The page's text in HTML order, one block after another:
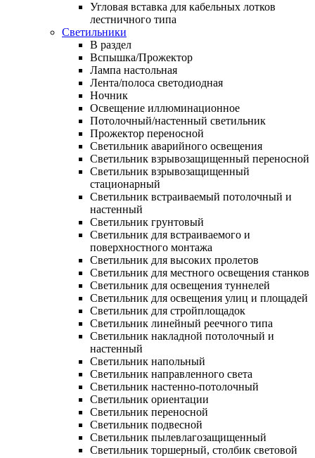
Угловая вставка для кабельных лотков
лестничного типа
Светильники
В раздел
Вспышка/Прожектор
Лампа настольная
Лента/полоса светодиодная
Ночник
Освещение иллюминационное
Потолочный/настенный светильник
Прожектор переносной
Светильник аварийного освещения
Светильник взрывозащищенный переносной
Светильник взрывозащищенный
стационарный
Светильник встраиваемый потолочный и
настенный
Светильник грунтовый
Светильник для встраиваемого и
поверхностного монтажа
Светильник для высоких пролетов
Светильник для местного освещения станков
Светильник для освещения туннелей
Светильник для освещения улиц и площадей
Светильник для стройплощадок
Светильник линейный реечного типа
Светильник накладной потолочный и
настенный
Светильник напольный
Светильник направленного света
Светильник настенно-потолочный
Светильник ориентации
Светильник переносной
Светильник подвесной
Светильник пылевлагозащищенный
Светильник торшерный, столбик световой